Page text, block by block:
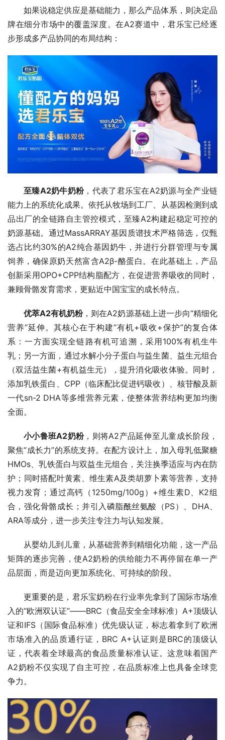
如果说稳定供应是基础能力，那么产品体系，则决定品
牌在细分市场中的覆盖深度。在A2赛道中，君乐宝已经逐
步形成多产品协同的布局结构：
至臻A2奶牛奶粉，代表了君乐宝在A2奶源与全产业链
能力上的系统化成果。依托从牧场到工厂、从基因检测到成
品出厂的全链路自主管控模式，至臻A2构建起稳定可控的
奶源基础。通过MassARRAY基因质谱技术严格筛选，仅甄
选占比约30%的A2纯合基因奶牛，并进行分群管理与专属
饲养，确保原奶天然富含A2β-酪蛋白。在此基础上，产品
创新采用OPO+CPP结构脂配方，在促进营养吸收的同时，
兼顾骨骼发育需求，更贴近中国宝宝的成长特点。
优萃A2有机奶粉，则在A2奶源基础上进一步向“精细化
营养”延伸。其核心在于构建“有机+吸收+保护”的复合体
系：一方面实现全链路有机可追溯，采用100%有机生牛
乳；另一方面，通过水解小分子蛋白与益生菌、益生元组合
（双活益生菌+有机益生元），提升消化吸收体验。同时，
添加乳铁蛋白、CPP（临床配比促进钙吸收）、核苷酸及新
一代sn-2 DHA等多维营养元素，使整体营养结构更加均衡
全面。
小小鲁班A2奶粉，则将A2产品延伸至儿童成长阶段，
聚焦“成长力”的系统支持。在配方设计上，加入母乳低聚糖
HMOs、乳铁蛋白与双益生元组合，关注换季适应与内在防
护；同时搭配叶黄素、维生素A及类胡萝卜素等营养，支持
视力发育；通过高钙（1250mg/100g）+维生素D、K2组
合，强化骨骼成长；并引入磷脂酰丝氨酸（PS）、DHA、
ARA等成分，进一步关注专注力与认知发展。
从婴幼儿到儿童，从基础营养到精细化功能，这一产品
矩阵的逐步完善，使A2奶粉的供给能力不再停留在单一产
品层面，而是迈向更加系统化、可持续的阶段。
更重要的是，君乐宝奶粉在行业率先拿到了国际市场准
入的“欧洲双认证”——BRC（食品安全全球标准）A+顶级认
证和IFS（国际食品标准）优先级认证，标志着拿到了欧洲
市场准入的品质通行证，BRC A+认证则是BRC的顶级认
证，代表着全球最高的食品质量标准认证。这意味着国产
A2奶粉不仅实现了自主可控，在品质标准上也具备全球竞
争力。